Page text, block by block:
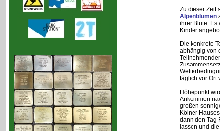
Zu dieser Zeit
Alpenblumen
ihrer Blüte. Es
Kinder
Die konkrete
abhängig von
täglich vor Ort
Höhepunkt
Ankommen
großen
Kölner
dann den Tag
lassen und